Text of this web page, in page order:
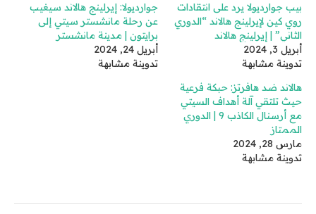
بيب جوارديولا يرد على انتقادات
روي كين لإيرلينج هالاند “الدوري
الثاني” | إيرلينج هالاند
أبريل 3, 2024
تدوينة مشابهة
جوارديولا: إيرلينج هالاند سيغيب
عن رحلة مانشستر سيتي إلى
برايتون | مدينة مانشستر
أبريل 24, 2024
تدوينة مشابهة
هالاند ضد هافرتز: حبكة فرعية
حيث تلتقي آلة أهداف السيتي
مع أرسنال الكاذب 9 | الدوري
الممتاز
مارس 28, 2024
تدوينة مشابهة